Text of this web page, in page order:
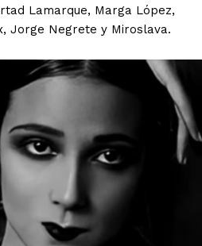
Lamarque, Marga López,
Jorge Negrete y Miroslava.